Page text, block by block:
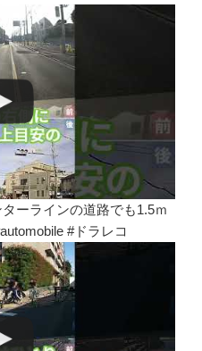
ーラインの道路でも1.5ｍ
#ドラレコ